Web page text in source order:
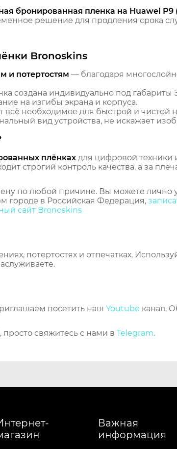
бронированная пленка на Huawei P9
решение для продления срока
Bronoskins
и потертостям — благодаря
создана индивидуально под
на изгибы экрана и корпуса.
всё необходимое для быстрой и чистой
вид устройства, не искажает
плёнках для цифровой техники
строгий контроль качества, а за
по любой причине. Вы можете лично
городе в Российская Федерация,
сайт Bronoskins
потертостях и отпечатках.
посетить наш Youtube канал.
свяжитесь с нами в Telegram.
Важная
информация